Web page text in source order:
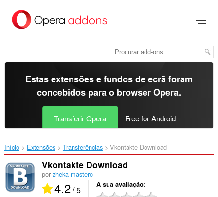
para
Estas extensões e fundos de ecrã foram
concebidos para o browser Opera.
Transferir Opera Free for Android
Início Extensões Transferências Vkontakte Download‎
Vkontakte Download
por zheka-mastero
4.2/ 5 A sua avaliação